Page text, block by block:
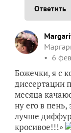
Ответить
6
Божечки, я с
диссертации
месяца
ну его в
лучше
кросивое!!!»